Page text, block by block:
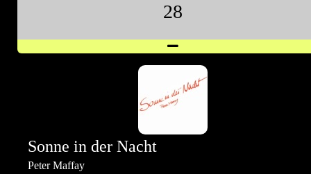
28
Sonne in der Nacht
Peter Maffay